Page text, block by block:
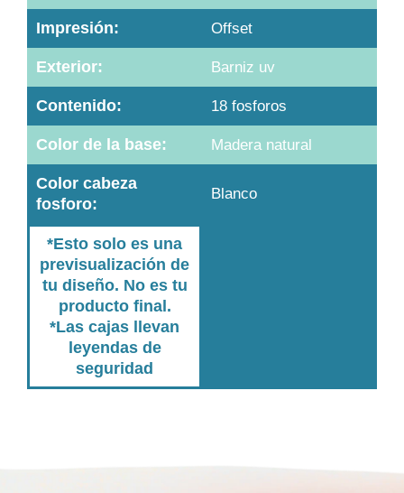
Impresión: Offset
Exterior: Barniz uv
Contenido: 18 fosforos
Color de la base: Madera natural
Color cabeza
fosforo:
Blanco
*Esto solo es una
previsualización de
tu diseño. No es tu
producto final.
*Las cajas llevan
leyendas de
seguridad